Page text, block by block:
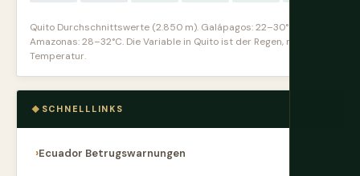
Quito Durchschnittswerte (2.850 m). Galápagos: 22–30°C.
Amazonas: 28–32°C. Die Variable in Quito ist der Regen, nicht die
Temperatur.
SCHNELLLINKS
Ecuador Betrugswarnungen